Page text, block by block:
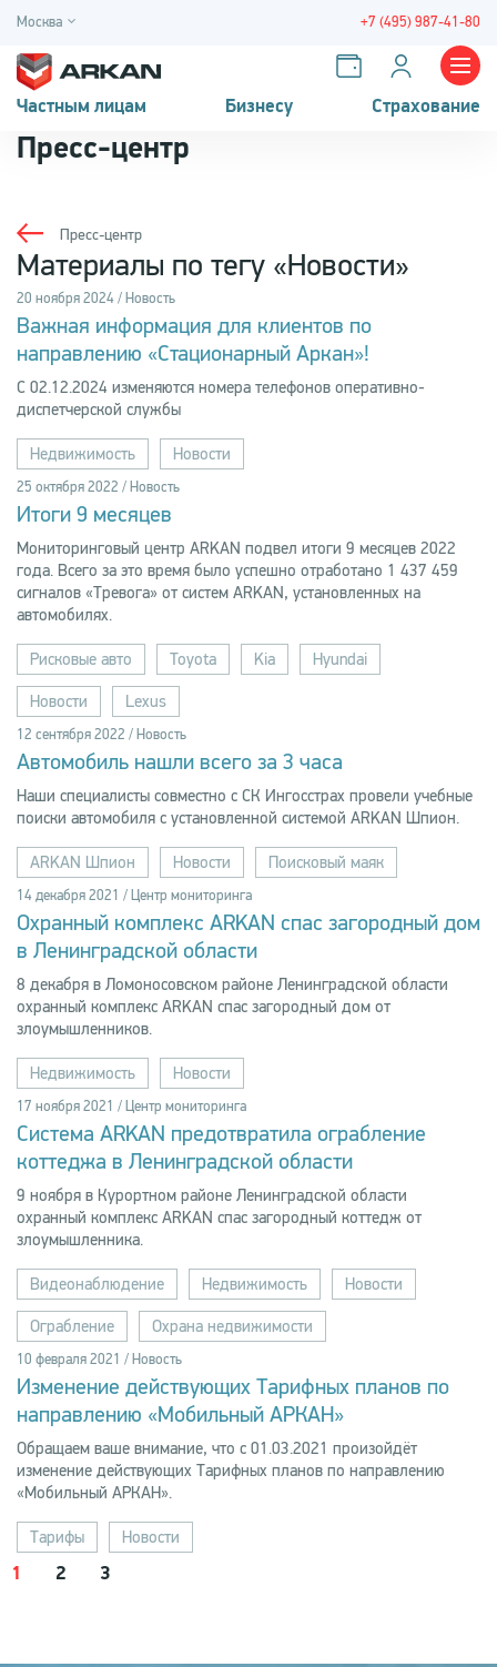
Москва +7 (495) 987-41-80
Частным лицам Бизнесу Страхование
Пресс-центр
Пресс-центр
Материалы по тегу «Новости»
20 ноября 2024 / Новость
Важная информация для клиентов по
направлению «Стационарный Аркан»!
С 02.12.2024 изменяются номера телефонов оперативно-
диспетчерской службы
Недвижимость Новости
25 октября 2022 / Новость
Итоги 9 месяцев
Мониторинговый центр ARKAN подвел итоги 9 месяцев 2022
года. Всего за это время было успешно отработано 1 437 459
сигналов «Тревога» от систем ARKAN, установленных на
автомобилях.
Рисковые авто Toyota Kia Hyundai
Новости Lexus
12 сентября 2022 / Новость
Автомобиль нашли всего за 3 часа
Наши специалисты совместно с СК Ингосстрах провели учебные
поиски автомобиля с установленной системой ARKAN Шпион.
ARKAN Шпион Новости Поисковый маяк
14 декабря 2021 / Центр мониторинга
Охранный комплекс ARKAN спас загородный дом
в Ленинградской области
8 декабря в Ломоносовском районе Ленинградской области
охранный комплекс ARKAN спас загородный дом от
злоумышленников.
Недвижимость Новости
17 ноября 2021 / Центр мониторинга
Система ARKAN предотвратила ограбление
коттеджа в Ленинградской области
9 ноября в Курортном районе Ленинградской области
охранный комплекс ARKAN спас загородный коттедж от
злоумышленника.
Видеонаблюдение Недвижимость Новости
Ограбление Охрана недвижимости
10 февраля 2021 / Новость
Изменение действующих Тарифных планов по
направлению «Мобильный АРКАН»
Обращаем ваше внимание, что с 01.03.2021 произойдёт
изменение действующих Тарифных планов по направлению
«Мобильный АРКАН».
Тарифы Новости
1 2 3